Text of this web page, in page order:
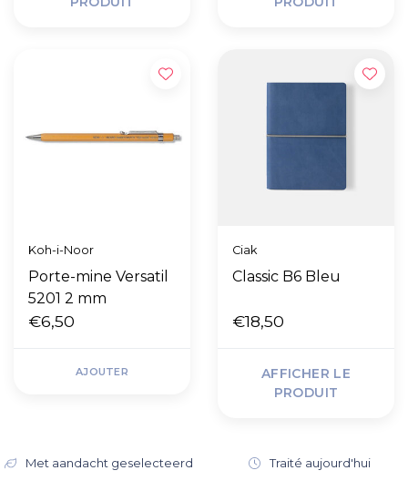
Koh-i-Noor
Porte-mine Versatil
5201 2 mm
€6,50
AJOUTER
Ciak
Classic B6 Bleu
€18,50
AFFICHER LE
PRODUIT
Met aandacht geselecteerd Traité aujourd'hui